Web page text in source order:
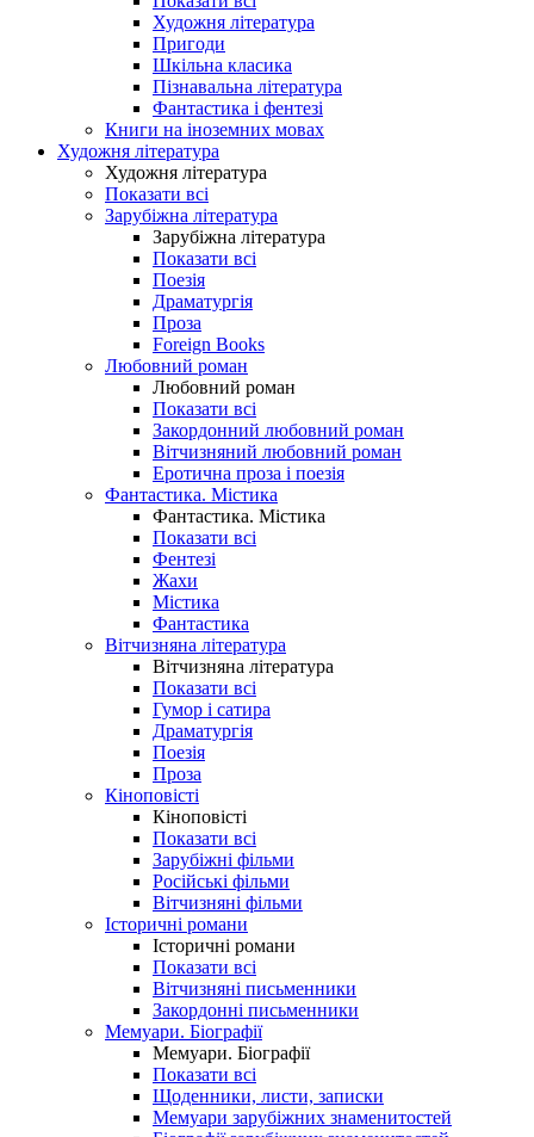
Художня література
Пригоди
Шкільна класика
Пізнавальна література
Фантастика і фентезі
Книги на іноземних мовах
Художня література
Художня література
Показати всі
Зарубіжна література
Зарубіжна література
Показати всі
Поезія
Драматургія
Проза
Foreign Books
Любовний роман
Любовний роман
Показати всі
Закордонний любовний роман
Вітчизняний любовний роман
Еротична проза і поезія
Фантастика. Містика
Фантастика. Містика
Показати всі
Фентезі
Жахи
Містика
Фантастика
Вітчизняна література
Вітчизняна література
Показати всі
Гумор і сатира
Драматургія
Поезія
Проза
Кіноповісті
Кіноповісті
Показати всі
Зарубіжні фільми
Російські фільми
Вітчизняні фільми
Історичні романи
Історичні романи
Показати всі
Вітчизняні письменники
Закордонні письменники
Мемуари. Біографії
Мемуари. Біографії
Показати всі
Щоденники, листи, записки
Мемуари зарубіжних знаменитостей